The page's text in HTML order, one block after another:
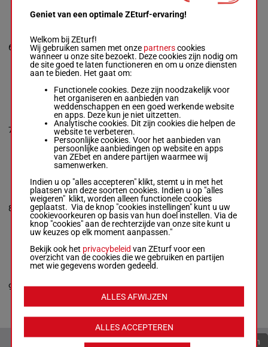
6
Jake Noonan-K
Corstens
Box: 7 -M/5 -
58.5 kg
2p 3p 6p 4p 2p
M/5kg
4p 2p
7
7
NAUGHTY SORT
Stockdale -Glen
Thompson
M/4 -58
M/458 kg 5p 1p 3p
8
JENNI LA ROCK
Craig Newitt-
Dominic Sutton
Box: 3 -M/5 -57
5p 3p 4p 3p
M/557 kg
5p 3p 4p
3p
3
9
DREAM
STATEMENT
Steven Noble
M/655 kg 8
Quoteringen verversen
Geniet van een optimale ZEturf-ervaring!
Welkom bij ZEturf!
Wij gebruiken samen met onze partnerscookies
wanneer u onze site bezoekt. Deze cookies zijn nodig om
de site goed te laten functioneren en om u onze diensten
aan te bieden. Het gaat om:
Functionele cookies. Deze zijn noodzakelijk voor
het organiseren en aanbieden van
weddenschappen en een goed werkende website
en apps. Deze kun je niet uitzetten.
Analytische cookies. Dit zijn cookies die helpen de
website te verbeteren.
Persoonlijke cookies. Voor het aanbieden van
persoonlijke aanbiedingen op website en apps
van ZEbet en andere partijen waarmee wij
samenwerken.
Indien u op "alles accepteren" klikt, stemt u in met het
plaatsen van deze soorten cookies. Indien u op "alles
weigeren" klikt, worden alleen functionele cookies
geplaatst. Via de knop "cookies instellingen" kunt u uw
cookievoorkeuren op basis van hun doel instellen. Via de
knop "cookies" aan de rechterzijde van onze site kunt u
uw keuzes op elk moment aanpassen."
Bekijk ook het privacybeleid van ZEturf voor een
overzicht van de cookies die we gebruiken en partijen
met wie gegevens worden gedeeld.
ALLES ACCEPTEREN
ALLES AFWIJZEN